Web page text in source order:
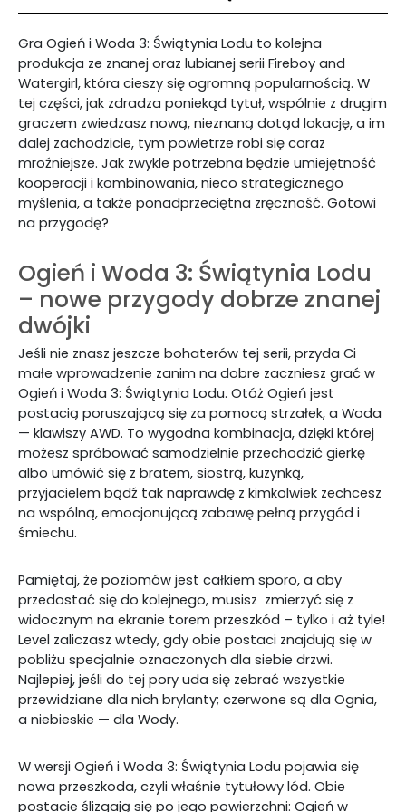
Gra Ogień i Woda 3: Świątynia Lodu to kolejna
produkcja ze znanej oraz lubianej serii Fireboy and
Watergirl, która cieszy się ogromną popularnością. W
tej części, jak zdradza poniekąd tytuł, wspólnie z drugim
graczem zwiedzasz nową, nieznaną dotąd lokację, a im
dalej zachodzicie, tym powietrze robi się coraz
mroźniejsze. Jak zwykle potrzebna będzie umiejętność
kooperacji i kombinowania, nieco strategicznego
myślenia, a także ponadprzeciętna zręczność. Gotowi
na przygodę?
Ogień i Woda 3: Świątynia Lodu
– nowe przygody dobrze znanej
dwójki
Jeśli nie znasz jeszcze bohaterów tej serii, przyda Ci
małe wprowadzenie zanim na dobre zaczniesz grać w
Ogień i Woda 3: Świątynia Lodu. Otóż Ogień jest
postacią poruszającą się za pomocą strzałek, a Woda
— klawiszy AWD. To wygodna kombinacja, dzięki której
możesz spróbować samodzielnie przechodzić gierkę
albo umówić się z bratem, siostrą, kuzynką,
przyjacielem bądź tak naprawdę z kimkolwiek zechcesz
na wspólną, emocjonującą zabawę pełną przygód i
śmiechu.
Pamiętaj, że poziomów jest całkiem sporo, a aby
przedostać się do kolejnego, musisz zmierzyć się z
widocznym na ekranie torem przeszkód – tylko i aż tyle!
Level zaliczasz wtedy, gdy obie postaci znajdują się w
pobliżu specjalnie oznaczonych dla siebie drzwi.
Najlepiej, jeśli do tej pory uda się zebrać wszystkie
przewidziane dla nich brylanty; czerwone są dla Ognia,
a niebieskie — dla Wody.
W wersji Ogień i Woda 3: Świątynia Lodu pojawia się
nowa przeszkoda, czyli właśnie tytułowy lód. Obie
postacie ślizgają się po jego powierzchni: Ogień w